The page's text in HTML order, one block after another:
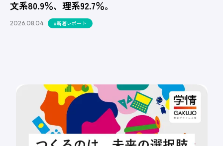
文系80.9％、理系92.7％。
2026.08.04 #新着レポート